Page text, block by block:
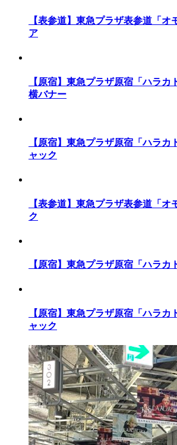
【表参道】東急プラザ表参道「オ
ア
【原宿】東急プラザ原宿「ハラカ
横バナー
【原宿】東急プラザ原宿「ハラカ
ャック
【表参道】東急プラザ表参道「オ
ク
【原宿】東急プラザ原宿「ハラカ
【原宿】東急プラザ原宿「ハラカ
ャック